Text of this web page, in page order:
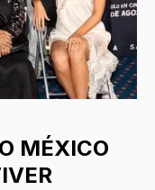
MÉXICO